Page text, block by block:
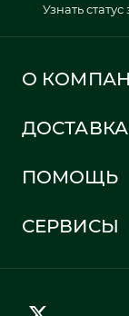
Узнать статус
О
Политика в
Информация о
Правила
ПОМОЩЬ
Карта сайта
СЕРВИСЫ